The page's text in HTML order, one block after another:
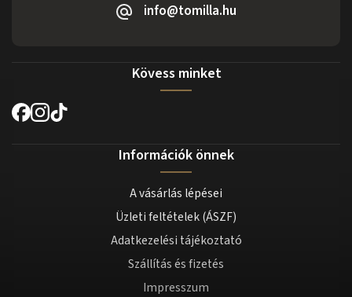
info@tomilla.hu
Kövess minket
Információk önnek
A vásárlás lépései
Üzleti feltételek (ÁSZF)
Adatkezelési tájékoztató
Szállítás és fizetés
Impresszum